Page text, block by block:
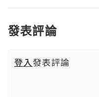
發表評論
登入發表評論